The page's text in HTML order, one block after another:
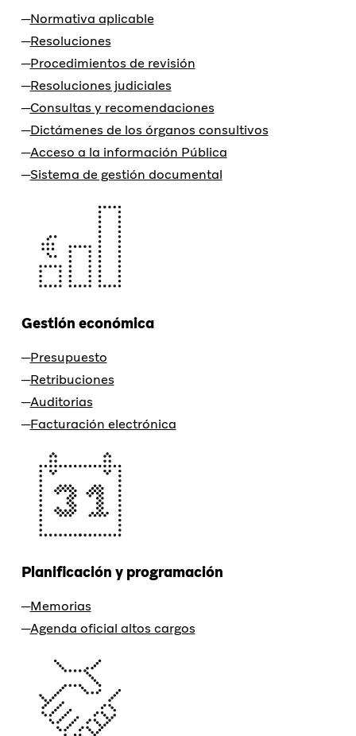
Normativa aplicable
Resoluciones
Procedimientos de revisión
Resoluciones judiciales
Consultas y recomendaciones
Dictámenes de los órganos consultivos
Acceso a la información Pública
Sistema de gestión documental
Gestión económica
Presupuesto
Retribuciones
Auditorias
Facturación electrónica
Planificación y programación
Memorias
Agenda oficial altos cargos